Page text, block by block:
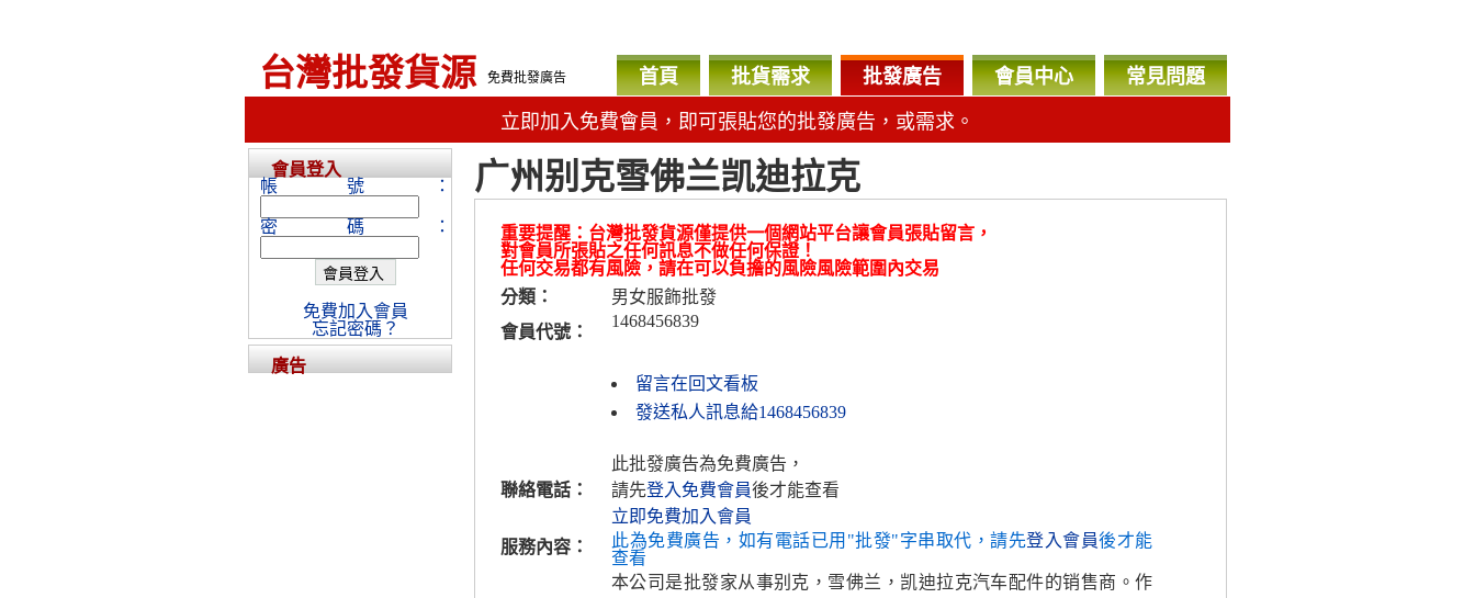
台灣批發貨源 免費批發廣告 首頁 批貨需求 批發廣告 會員中心 常見問題
立即加入免費會員，即可張貼您的批發廣告，或需求。
广州别克雪佛兰凯迪拉克
重要提醒：台灣批發貨源僅提供一個網站平台讓會員張貼留言，
對會員所張貼之任何訊息不做任何保證！
任何交易都有風險，請在可以負擔的風險風險範圍內交易
分類：
男女服飾批發
會員代號：
1468456839
留言在回文看板
發送私人訊息給1468456839
聯絡電話：
此批發廣告為免費廣告，
請先登入免費會員後才能查看
立即免費加入會員
服務內容：
此為免費廣告，如有電話已用"批發"字串取代，請先登入會員後才能
查看
本公司是批發家从事别克，雪佛兰，凯迪拉克汽车配件的销售商。作
會員登入
帳號：
密碼：
免費加入會員
忘記密碼？
廣告